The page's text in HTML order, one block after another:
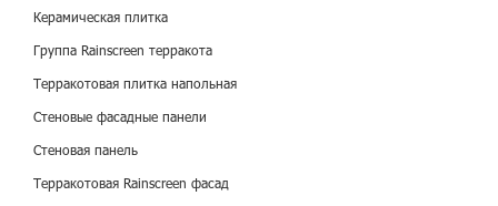
Керамическая плитка
Группа Rainscreen терракота
Терракотовая плитка напольная
Стеновые фасадные панели
Стеновая панель
Терракотовая Rainscreen фасад